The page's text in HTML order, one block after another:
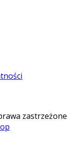
zastrzeżone